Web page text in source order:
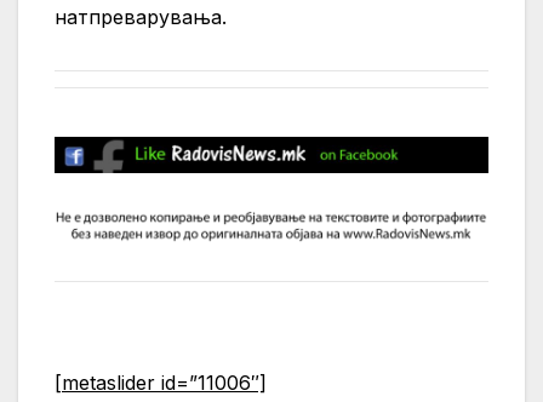
натпреварувања.
[metaslider id=”11006″]